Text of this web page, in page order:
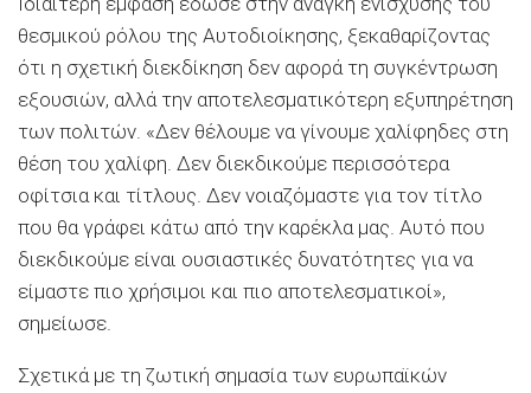
θεσμικού ρόλου της Αυτοδιοίκησης, ξεκαθαρίζοντας
ότι η σχετική διεκδίκηση δεν αφορά τη συγκέντρωση
εξουσιών, αλλά την αποτελεσματικότερη εξυπηρέτηση
των πολιτών. «Δεν θέλουμε να γίνουμε χαλίφηδες στη
θέση του χαλίφη. Δεν διεκδικούμε περισσότερα
οφίτσια και τίτλους. Δεν νοιαζόμαστε για τον τίτλο
που θα γράφει κάτω από την καρέκλα μας. Αυτό που
διεκδικούμε είναι ουσιαστικές δυνατότητες για να
είμαστε πιο χρήσιμοι και πιο αποτελεσματικοί»,
σημείωσε.
Σχετικά με τη ζωτική σημασία των ευρωπαϊκών